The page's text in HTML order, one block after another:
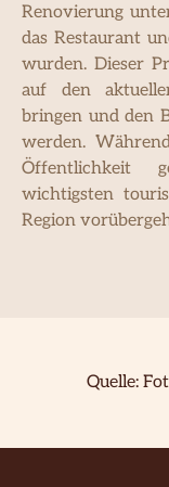
Renovierung
das Restaurant
wurden. Dieser
auf den
bringen und den
werden.
Öffentlichkeit
wichtigsten
Region
Quelle: